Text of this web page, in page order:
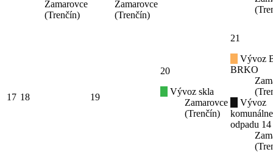
Zamarovce
(Trenčín)
Zamarovce
(Trenčín)
17 18 19
20
Vývoz skla
Zamarovce
(Trenčín)
21
Vývoz
BRKO
Vývoz
odpadu